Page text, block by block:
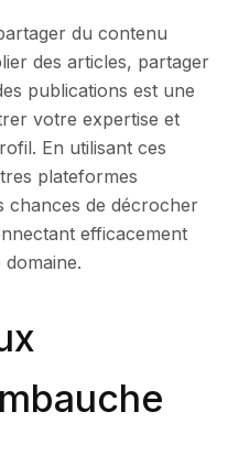
du contenu
des articles, partager
publications est une
votre expertise et
En utilisant ces
plateformes
chances de décrocher
efficacement